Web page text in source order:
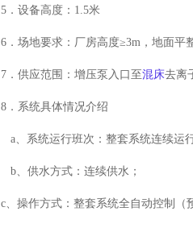
5．设备高度： 1.5米
6．场地要求：厂房高度≥3m ，地面平
7．供应范围：增压泵入口至混床去离
8．系统具体情况介绍
a、系统运行班次：整套系统连续运
b、供水方式：连续供水；
c、操作方式：整套系统全自动控制（